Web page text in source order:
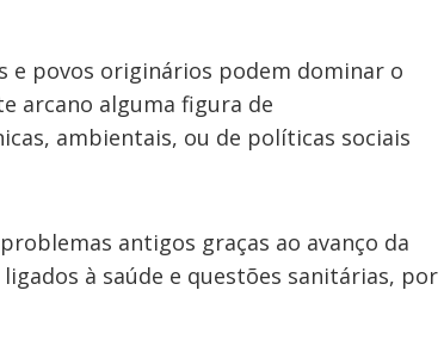
e povos originários podem dominar o
arcano alguma figura de
ambientais, ou de políticas sociais
antigos graças ao avanço da
à saúde e questões sanitárias, por